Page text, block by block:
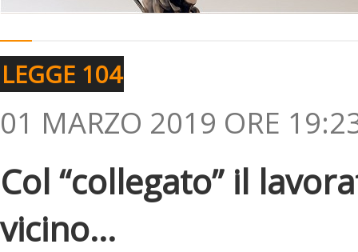
LEGGE 104
01 MARZO 2019 ORE
Col “collegato” il
vicino...